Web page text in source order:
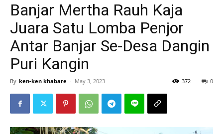
Banjar Mertha Rauh Kaja
Juara Satu Lomba Penjor
Antar Banjar Se-Desa Dangin
Puri Kangin
By ken-ken khabare - May 3, 2023 0
372